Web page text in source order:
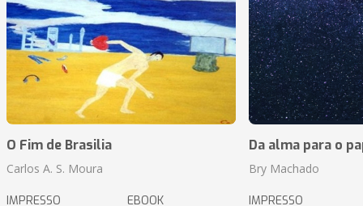
O Fim de Brasilia
Carlos A. S. Moura
IMPRESSO EBOOK
Da alma para o
Bry Machado
IMPRESSO